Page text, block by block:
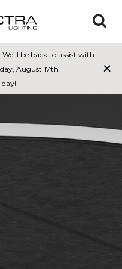
be back to assist with
August 17th.
×